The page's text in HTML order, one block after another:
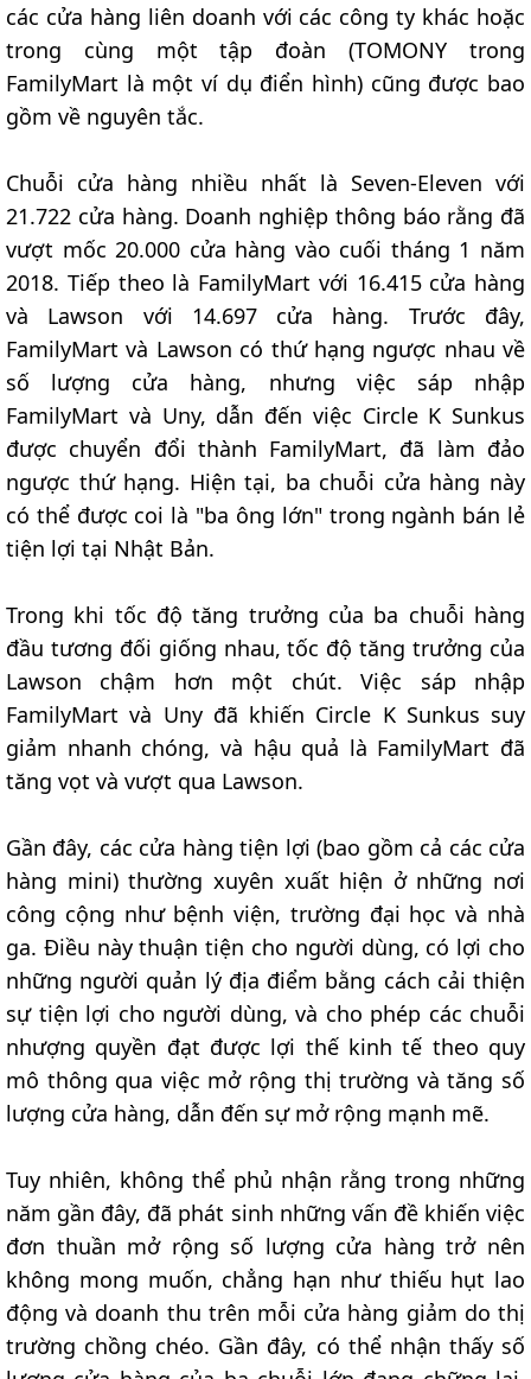
các cửa hàng liên doanh với các công ty khác hoặc
trong cùng một tập đoàn (TOMONY trong
FamilyMart là một ví dụ điển hình) cũng được bao
gồm về nguyên tắc.
Chuỗi cửa hàng nhiều nhất là Seven-Eleven với
21.722 cửa hàng. Doanh nghiệp thông báo rằng đã
vượt mốc 20.000 cửa hàng vào cuối tháng 1 năm
2018. Tiếp theo là FamilyMart với 16.415 cửa hàng
và Lawson với 14.697 cửa hàng. Trước đây,
FamilyMart và Lawson có thứ hạng ngược nhau về
số lượng cửa hàng, nhưng việc sáp nhập
FamilyMart và Uny, dẫn đến việc Circle K Sunkus
được chuyển đổi thành FamilyMart, đã làm đảo
ngược thứ hạng. Hiện tại, ba chuỗi cửa hàng này
có thể được coi là "ba ông lớn" trong ngành bán lẻ
tiện lợi tại Nhật Bản.
Trong khi tốc độ tăng trưởng của ba chuỗi hàng
đầu tương đối giống nhau, tốc độ tăng trưởng của
Lawson chậm hơn một chút. Việc sáp nhập
FamilyMart và Uny đã khiến Circle K Sunkus suy
giảm nhanh chóng, và hậu quả là FamilyMart đã
tăng vọt và vượt qua Lawson.
Gần đây, các cửa hàng tiện lợi (bao gồm cả các cửa
hàng mini) thường xuyên xuất hiện ở những nơi
công cộng như bệnh viện, trường đại học và nhà
ga. Điều này thuận tiện cho người dùng, có lợi cho
những người quản lý địa điểm bằng cách cải thiện
sự tiện lợi cho người dùng, và cho phép các chuỗi
nhượng quyền đạt được lợi thế kinh tế theo quy
mô thông qua việc mở rộng thị trường và tăng số
lượng cửa hàng, dẫn đến sự mở rộng mạnh mẽ.
Tuy nhiên, không thể phủ nhận rằng trong những
năm gần đây, đã phát sinh những vấn đề khiến việc
đơn thuần mở rộng số lượng cửa hàng trở nên
không mong muốn, chẳng hạn như thiếu hụt lao
động và doanh thu trên mỗi cửa hàng giảm do thị
trường chồng chéo. Gần đây, có thể nhận thấy số